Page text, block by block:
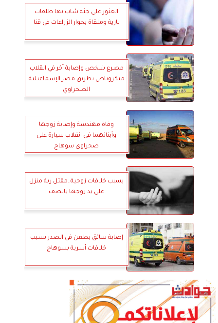
العثور على جثة شاب بها طلقات
نارية وملقاة بجوار الزراعات في قنا
مصرع شخص وإصابة آخر في انقلاب
ميكروباص بطريق مصر الإسماعيلية
الصحراوي
وفاة مهندسة وإصابة زوجها
وأبنائهما فى انقلاب سيارة على
صحراوى سوهاج
بسبب خلافات زوجية..مقتل ربة منزل
على يد زوجها بالصف
إصابة سائق بطعن في الصدر بسبب
خلافات أسرية بسوهاج